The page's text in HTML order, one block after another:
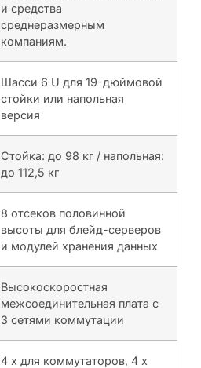
и средства
среднеразмерным
компаниям.
Шасси 6 U для 19-дюймовой
стойки или напольная
версия
Стойка: до 98 кг / напольная:
до 112,5 кг
8 отсеков половинной
высоты для блейд-серверов
и модулей хранения данных
Высокоскоростная
межсоединительная плата с
3 сетями коммутации
4 x для коммутаторов, 4 x